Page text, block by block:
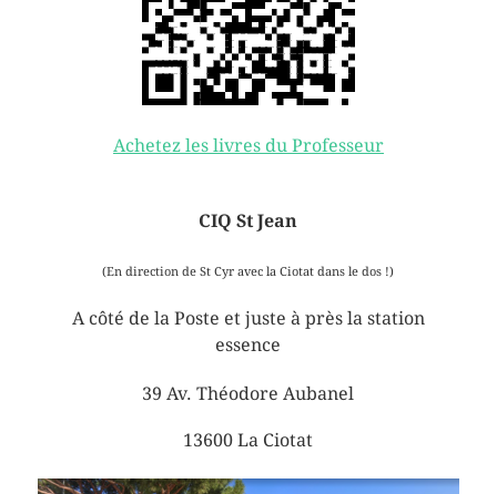
Achetez les livres du Professeur
CIQ St Jean
(En direction de St Cyr avec la Ciotat dans le dos !)
A côté de la Poste et juste à près la station
essence
39 Av. Théodore Aubanel
13600 La Ciotat